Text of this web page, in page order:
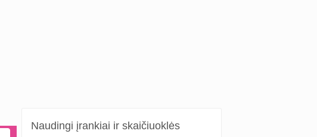
Naudingi įrankiai ir skaičiuoklės